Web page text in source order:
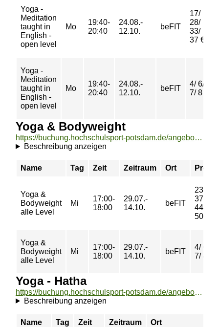
Yoga -
Meditation
taught in
English -
open level
Mo
19:40-
20:40
24.08.-
12.10.
beFIT
17/
28/
33/
37 €
Yoga -
Meditation
taught in
English -
open level
Mo
19:40-
20:40
24.08.-
12.10.
beFIT
4/ 6/
7/ 8 €
Yoga & Bodyweight
https://buchung.hochschulsport-potsdam.de/angebote/aktueller_zeitraum/_Yoga__und__Bodyweight.html
Beschreibung anzeigen
Name Tag Zeit Zeitraum Ort Preis
Yoga &
Bodyweight
alle Level
Mi
17:00-
18:00
29.07.-
14.10.
beFIT
23/
37/
44/
50 €
Yoga &
Bodyweight
alle Level
Mi
17:00-
18:00
29.07.-
14.10.
beFIT
4/ 6/
7/ 8 €
Yoga - Hatha
https://buchung.hochschulsport-potsdam.de/angebote/aktueller_zeitraum/_Yoga_-_Hatha.html
Beschreibung anzeigen
Name Tag Zeit Zeitraum Ort